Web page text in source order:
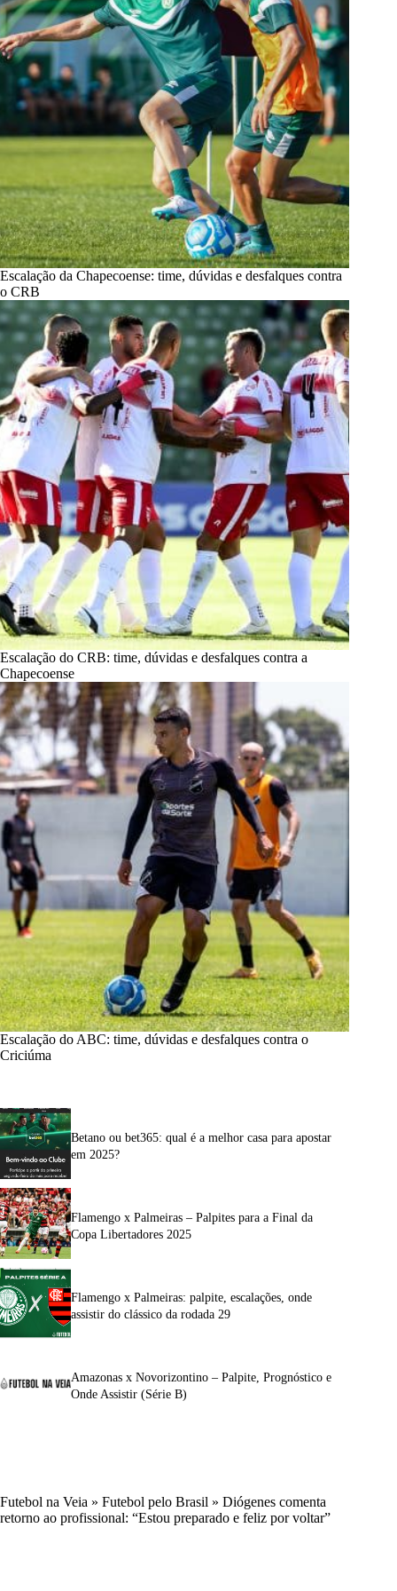
Escalação da Chapecoense: time, dúvidas e desfalques contra
o CRB
Escalação do CRB: time, dúvidas e desfalques contra a
Chapecoense
Escalação do ABC: time, dúvidas e desfalques contra o
Criciúma
Betano ou bet365: qual é a melhor casa para apostar
em 2025?
Flamengo x Palmeiras – Palpites para a Final da
Copa Libertadores 2025
Flamengo x Palmeiras: palpite, escalações, onde
assistir do clássico da rodada 29
Amazonas x Novorizontino – Palpite, Prognóstico e
Onde Assistir (Série B)
Futebol na Veia » Futebol pelo Brasil » Diógenes comenta
retorno ao profissional: “Estou preparado e feliz por voltar”